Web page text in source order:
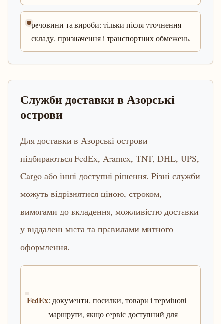
речовини та вироби: тільки після уточнення
складу, призначення і транспортних обмежень.
Служби доставки в Азорські
острови
Для доставки в Азорські острови
підбираються FedEx, Aramex, TNT, DHL, UPS,
Cargo або інші доступні рішення. Різні служби
можуть відрізнятися ціною, строком,
вимогами до вкладення, можливістю доставки
у віддалені міста та правилами митного
оформлення.
FedEx: документи, посилки, товари і термінові
маршрути, якщо сервіс доступний для